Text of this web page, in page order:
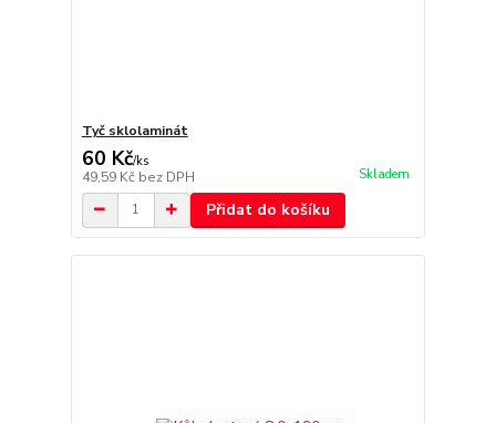
Tyč sklolaminát
60 Kč/ks
49,59 Kč bez DPH Skladem
Přidat do košíku